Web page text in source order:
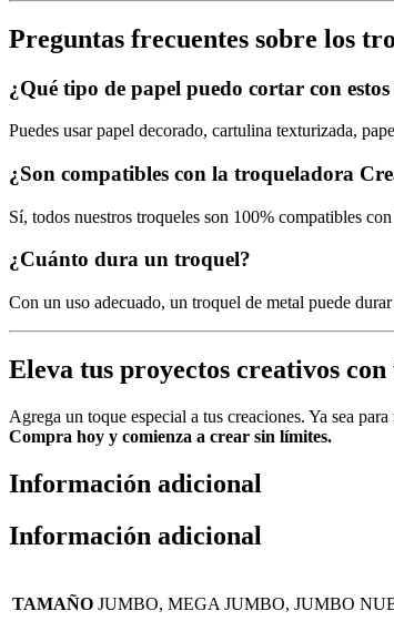
Preguntas frecuentes sobre los
¿Qué tipo de papel puedo cortar con
Puedes usar papel decorado, cartulina texturizada,
¿Son compatibles con la troqueladora
Sí, todos nuestros troqueles son 100% compatibles
¿Cuánto dura un troquel?
Con un uso adecuado, un troquel de metal puede
Eleva tus proyectos creativos
Agrega un toque especial a tus creaciones. Ya sea
Compra hoy y comienza a crear sin límites.
Información adicional
Información adicional
TAMAÑO JUMBO, MEGA JUMBO, JUMBO